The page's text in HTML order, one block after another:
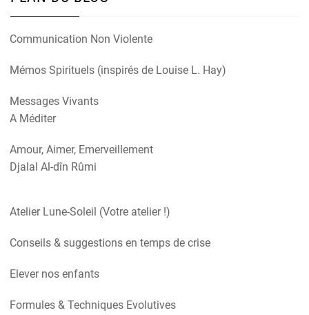
Communication Non Violente
Mémos Spirituels (inspirés de Louise L. Hay)
Messages Vivants
A Méditer
Amour, Aimer, Emerveillement
Djalal Al-dîn Rûmi
Atelier Lune-Soleil (Votre atelier !)
Conseils & suggestions en temps de crise
Elever nos enfants
Formules & Techniques Evolutives